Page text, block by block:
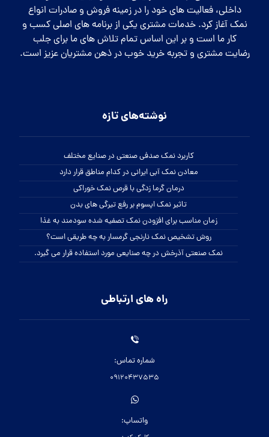
داخلی، فعالیت های خود را در زمینه فروش و صادرات انواع
نمک آغاز کرد. خدمات مشتری یکی از برنامه های اصلی کسب و
کار ما است و بر این اساس تمام تلاش های ما برای جلب
رضایت مشتری و تجربه خرید خوب در ذهن مشتریان عزیز است.
نوشته‌های تازه
کاربرد نمک صدفی صنعتی در صنایع مختلف
معادن نمک آبی ایرانی در کدام مناطق قرار دارد
درمان گرما زدگی با قرص نمک خوراکی
تاثیر نمک اپسوم بر رفع تیرگی های بدن
زمان مناسب برای افزودن نمک تصفیه شده سودمند به غذا
روش تشخیص نمک نارنجی گرمسار به چه طریقی است؟
نمک صنعتی آذرخش در چه صنایعی مورد استفاده قرار می گیرد.
راه های ارتباطی
شماره تماس:
09120437535
واتساپ: